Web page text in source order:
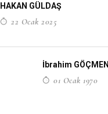
HAKAN GÜLDAŞ
22 Ocak 2025
İbrahim GÖÇMEN
01 Ocak 1970